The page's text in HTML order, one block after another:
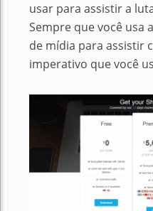
usar para assistir a
Sempre que você usa
de mídia para assistir
imperativo que você